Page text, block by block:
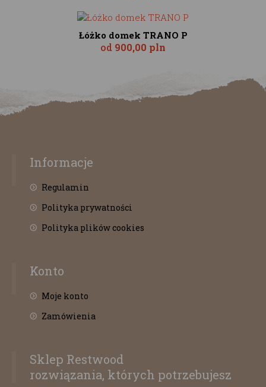
Łóżko domek TRANO P
od 900,00 pln
Informacje
Regulamin
Polityka prywatności
Polityka plików cookies
Konto
Moje konto
Zamówienia
Sklep Restwood
rozwiązania, których potrzebujesz